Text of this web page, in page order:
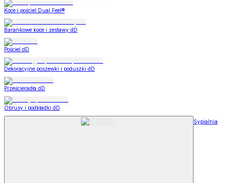
Koce i pościel Dual Feel®
Barankowe koce i zestawy dD
Pościel dD
Dekoracyjne poszewki i poduszki dD
Prześcieradła dD
Obrusy i podkładki dD
Sypialnia